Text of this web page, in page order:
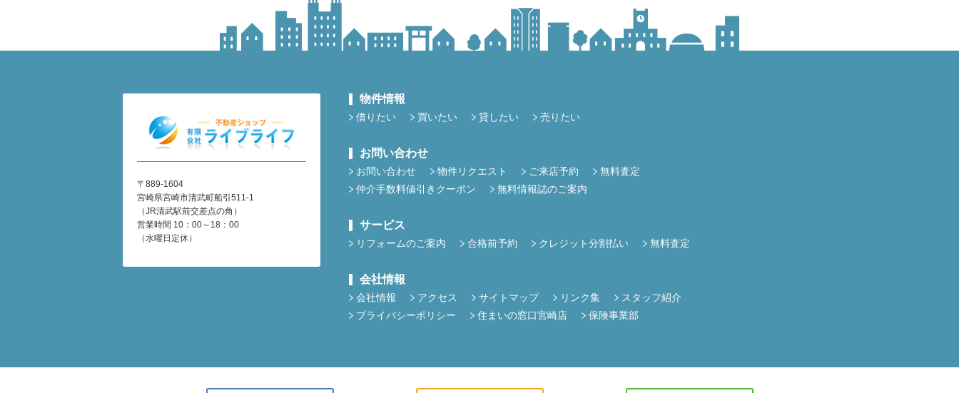
〒889-1604
宮崎県宮崎市清武町船引511-1
（JR清武駅前交差点の角）
営業時間 10：00～18：00
（水曜日定休）
物件情報
借りたい 買いたい 貸したい 売りたい
お問い合わせ
お問い合わせ 物件リクエスト ご来店予約
無料査定
仲介手数料値引きクーポン
無料情報誌のご案内
サービス
リフォームのご案内 合格前予約 クレジット分割払い 無料査定
会社情報
会社情報 アクセス サイトマップ リンク集
スタッフ紹介
プライバシーポリシー
住まいの窓口宮崎店 保険事業部